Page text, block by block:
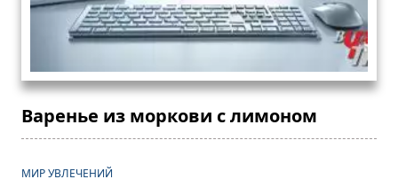
Варенье из моркови с лимоном
МИР УВЛЕЧЕНИЙ